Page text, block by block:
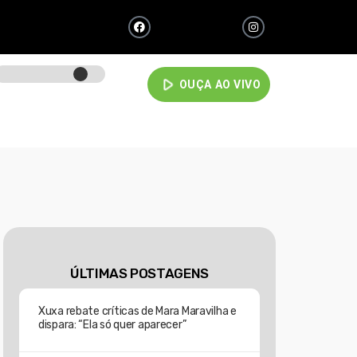
play_arrow OUÇA AO VIVO
ÚLTIMAS POSTAGENS
Xuxa rebate críticas de Mara Maravilha e
dispara: “Ela só quer aparecer”